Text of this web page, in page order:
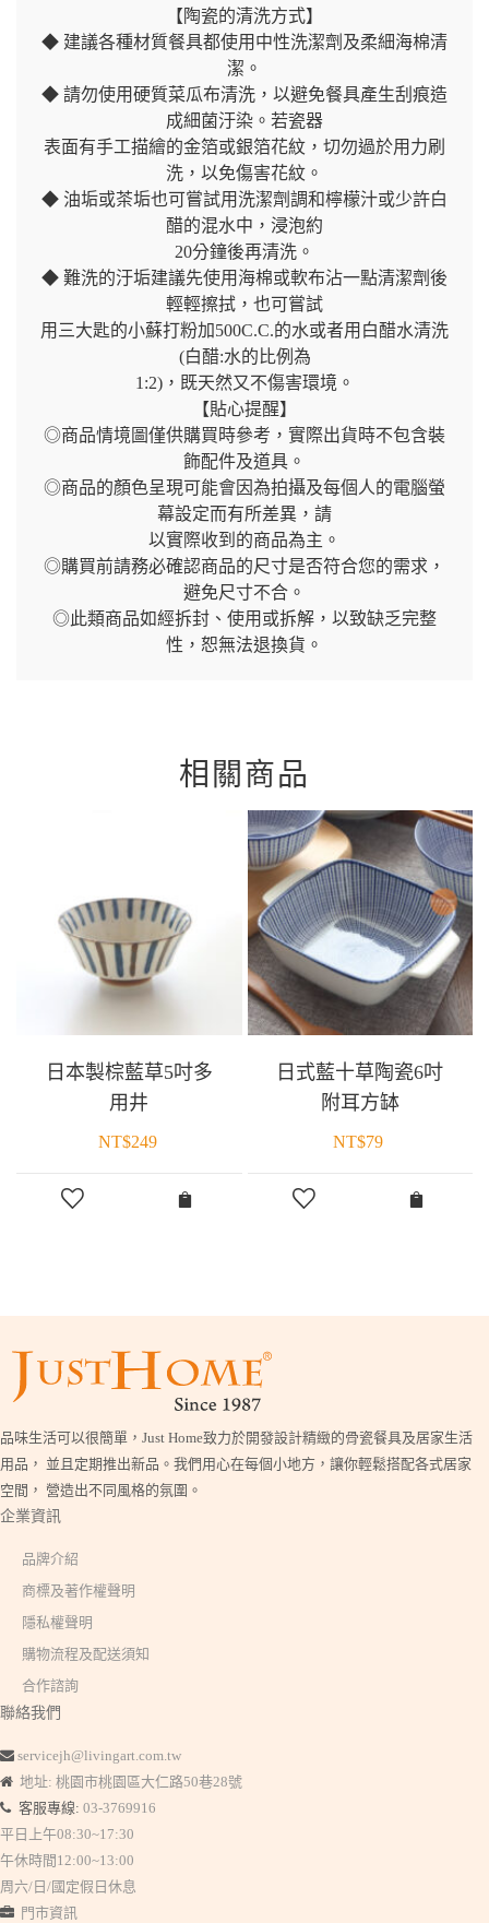
【陶瓷的清洗方式】
◆ 建議各種材質餐具都使用中性洗潔劑及柔細海棉清
潔。
◆ 請勿使用硬質菜瓜布清洗，以避免餐具產生刮痕造
成細菌汙染。若瓷器
表面有手工描繪的金箔或銀箔花紋，切勿過於用力刷
洗，以免傷害花紋。
◆ 油垢或茶垢也可嘗試用洗潔劑調和檸檬汁或少許白
醋的混水中，浸泡約
20分鐘後再清洗。
◆ 難洗的汙垢建議先使用海棉或軟布沾一點清潔劑後
輕輕擦拭，也可嘗試
用三大匙的小蘇打粉加500C.C.的水或者用白醋水清洗
(白醋:水的比例為
1:2)，既天然又不傷害環境。
【貼心提醒】
◎商品情境圖僅供購買時參考，實際出貨時不包含裝
飾配件及道具。
◎商品的顏色呈現可能會因為拍攝及每個人的電腦螢
幕設定而有所差異，請
以實際收到的商品為主。
◎購買前請務必確認商品的尺寸是否符合您的需求，
避免尺寸不合。
◎此類商品如經拆封、使用或拆解，以致缺乏完整
性，恕無法退換貨。
相關商品
日本製棕藍草5吋多
用井
NT$249
日式藍十草陶瓷6吋
附耳方缽
NT$79
品味生活可以很簡單，Just Home致力於開發設計精緻的骨瓷餐具及居家生活
用品， 並且定期推出新品。我們用心在每個小地方，讓你輕鬆搭配各式居家
空間， 營造出不同風格的氛圍。
企業資訊
品牌介紹
商標及著作權聲明
隱私權聲明
購物流程及配送須知
合作諮詢
聯絡我們
servicejh@livingart.com.tw
地址: 桃園市桃園區大仁路50巷28號
客服專線: 03-3769916
平日上午08:30~17:30
午休時間12:00~13:00
周六/日/國定假日休息
門市資訊